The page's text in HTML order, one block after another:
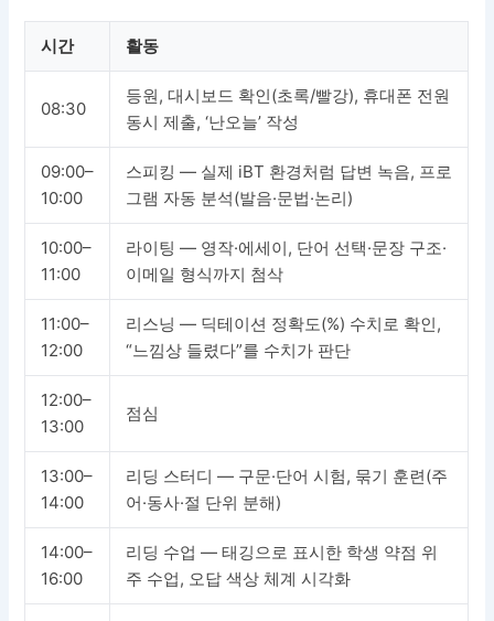
시간 활동
08:30
등원, 대시보드 확인(초록/빨강), 휴대폰 전원
동시 제출, ‘난오늘’ 작성
09:00–
10:00
스피킹 — 실제 iBT 환경처럼 답변 녹음, 프로
그램 자동 분석(발음·문법·논리)
10:00–
11:00
라이팅 — 영작·에세이, 단어 선택·문장 구조·
이메일 형식까지 첨삭
11:00–
12:00
리스닝 — 딕테이션 정확도(%) 수치로 확인,
“느낌상 들렸다”를 수치가 판단
12:00–
13:00
점심
13:00–
14:00
리딩 스터디 — 구문·단어 시험, 묶기 훈련(주
어·동사·절 단위 분해)
14:00–
16:00
리딩 수업 — 태깅으로 표시한 학생 약점 위
주 수업, 오답 색상 체계 시각화